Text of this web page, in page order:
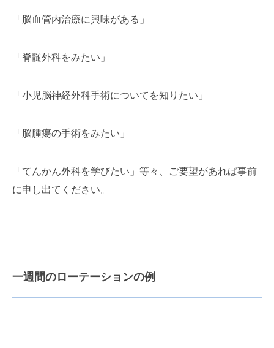
「脳血管内治療に興味がある」
「脊髄外科をみたい」
「小児脳神経外科手術についてを知りたい」
「脳腫瘍の手術をみたい」
「てんかん外科を学びたい」等々、ご要望があれば事前
に申し出てください。
一週間のローテーションの例